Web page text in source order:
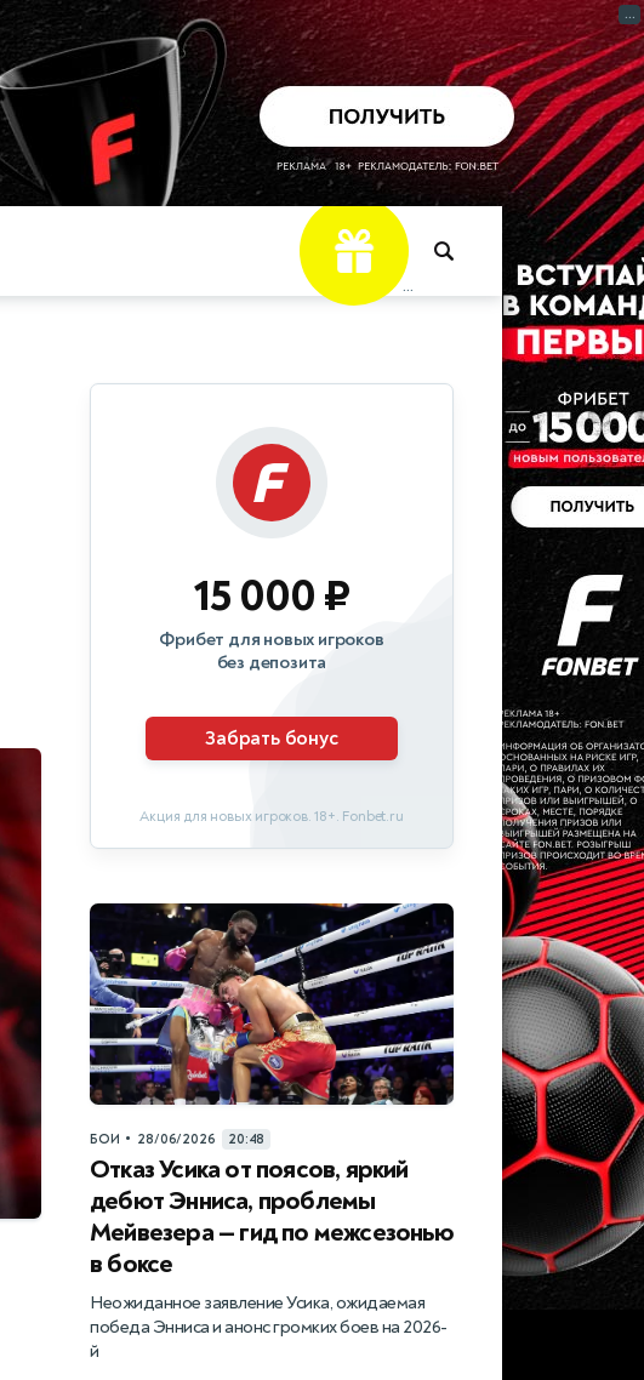
...
15 000 ₽
Фрибет для новых игроков
без депозита
Забрать бонус
Акция для новых игроков. 18+. Fonbet.ru
БОИ • 28/06/2026 20:48
Отказ Усика от поясов, яркий
дебют Энниса, проблемы
Мейвезера — гид по межсезонью
в боксе
Неожиданное заявление Усика, ожидаемая
победа Энниса и анонс громких боев на 2026-
й
...